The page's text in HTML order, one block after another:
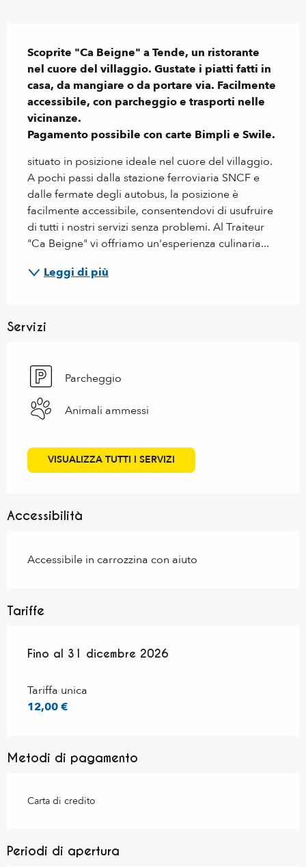
Scoprite "Ca Beigne" a Tende, un ristorante
nel cuore del villaggio. Gustate i piatti fatti in
casa, da mangiare o da portare via. Facilmente
accessibile, con parcheggio e trasporti nelle
vicinanze.
Pagamento possibile con carte Bimpli e Swile.
situato in posizione ideale nel cuore del villaggio.
A pochi passi dalla stazione ferroviaria SNCF e
dalle fermate degli autobus, la posizione è
facilmente accessibile, consentendovi di usufruire
di tutti i nostri servizi senza problemi. Al Traiteur
"Ca Beigne" vi offriamo un'esperienza culinaria...
Leggi di più
Servizi
Parcheggio
Animali ammessi
VISUALIZZA TUTTI I SERVIZI
Accessibilità
Accessibile in carrozzina con aiuto
Tariffe
Dal1 dicembre 2025al31 dicembre 2026
Fino al 31 dicembre 2026
Tariffa unica
12,00 €
Metodi di pagamento
Carta di credito
Periodi di apertura